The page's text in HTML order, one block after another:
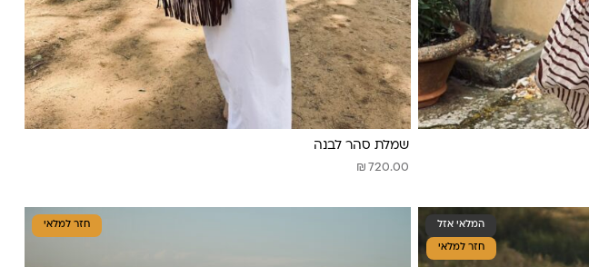
שמלת סהר לבנה
₪ 720.00
המלאי אזל
חזר למלאי
חזר למלאי